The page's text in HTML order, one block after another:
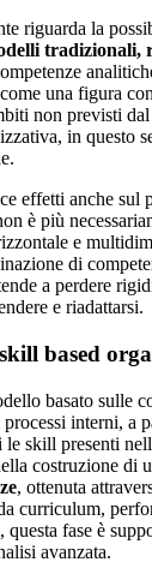
riguarda la
tradizionali,
una figura
non previsti
in questo
effetti anche sul
è più
e
di
a perdere
e riadattarsi.
based
basato sulle
interni, a
skill presenti
costruzione di
, ottenuta
curriculum,
fase è
avanzata.